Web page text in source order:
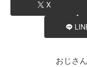
X
おじさ